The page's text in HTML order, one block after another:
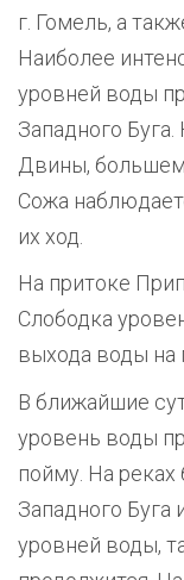
г. Гомель, а
Наиболее
уровней воды
Западного
Двины,
Сожа
их ход.
На притоке
Слободка
выхода воды на
В ближайшие
уровень воды
пойму. На
Западного Буга
уровней воды,